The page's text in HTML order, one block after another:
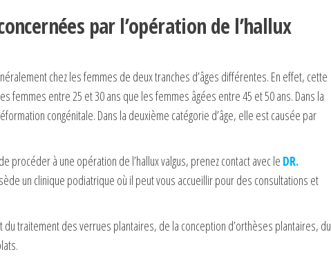
par l’opération de l’hallux
chez les femmes de deux tranches d’âges différentes. En effet, cette
femmes entre 25 et 30 ans que les femmes âgées entre 45 et 50 ans. Dans la
congénitale. Dans la deuxième catégorie d’âge, elle est causée par
procéder à une opération de l’hallux valgus, prenez contact avec le DR.
un clinique podiatrique où il peut vous accueillir pour des consultations et
traitement des verrues plantaires, de la conception d’orthèses plantaires, du